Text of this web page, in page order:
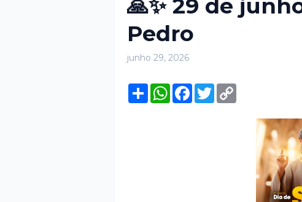
🙏✨ 29 de
Pedro
junho 29, 2026
S
h
W
h
F
T
w